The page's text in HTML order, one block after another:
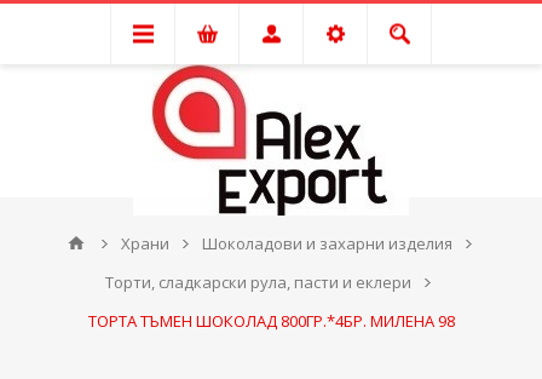
Храни
Шоколадови и захарни изделия
Торти, сладкарски рула, пасти и еклери
ТОРТА ТЪМЕН ШОКОЛАД 800ГР.*4БР. МИЛЕНА 98